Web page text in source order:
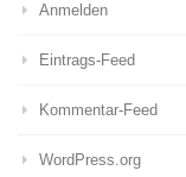
Anmelden
Eintrags-Feed
Kommentar-Feed
WordPress.org